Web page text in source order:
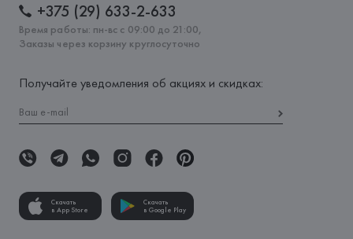
+375 (29) 633-2-633
Время работы: пн-вс с 09:00 до 21:00,
Заказы через корзину круглосуточно
Получайте уведомления об акциях и скидках:
Скачать
в App Store
Скачать
в Google Play